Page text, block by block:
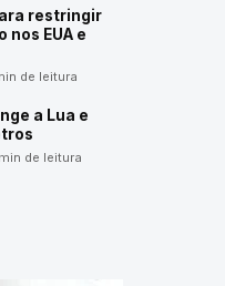
restringir
EUA e
de leitura
a Lua e
de leitura